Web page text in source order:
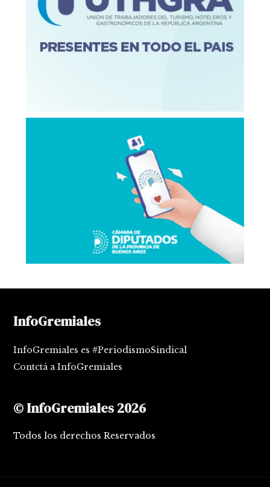
InfoGremiales
InfoGremiales es #PeriodismoSindical
Contctá a InfoGremiales
© InfoGremiales 2026
Todos los derechos Reservados